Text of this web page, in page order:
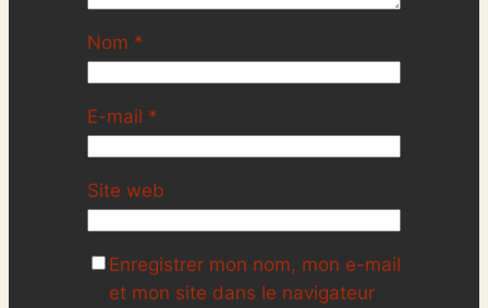
Nom *
E-mail *
Site web
Enregistrer mon nom, mon e-mail
et mon site dans le navigateur